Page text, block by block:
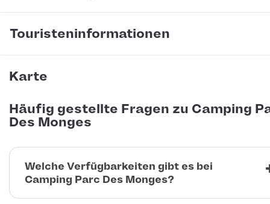
Touristeninformationen
Karte
Häufig gestellte Fragen zu Camping
Des Monges
Welche Verfügbarkeiten gibt es bei
Camping Parc Des Monges?